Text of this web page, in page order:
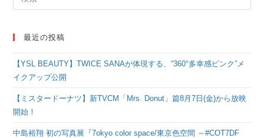
公開！
最近の投稿
【YSL BEAUTY】TWICE SANAが体現する、“360°多幸感ピンク”メ
イクアップ公開
【ミスタードーナツ】新TVCM「Mrs. Donut」篇8月7日(金)から放映
開始！
中島裕翔 初の写真展『7okyo color space/東京色空間 ～#COT7DF